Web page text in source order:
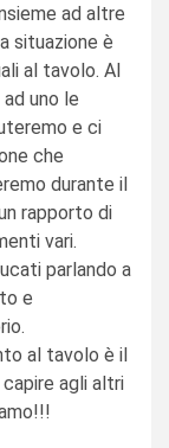
ad altre
situazione è
al tavolo. Al
uno le
e ci
che
durante il
rapporto di
vari.
parlando a
e
al tavolo è il
agli altri